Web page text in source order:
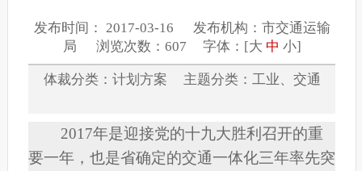
发布时间： 2017-03-16 发布机构：市交通运输
局 浏览次数：607 字体：[大 中 小]
体裁分类：计划方案 主题分类：工业、交通
2017年是迎接党的十九大胜利召开的重
要一年，也是省确定的交通一体化三年率先突